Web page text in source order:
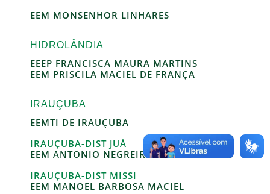
EEM MONSENHOR LINHARES
HIDROLÂNDIA
EEEP FRANCISCA MAURA MARTINS
EEM PRISCILA MACIEL DE FRANÇA
IRAUÇUBA
EEMTI DE IRAUÇUBA
IRAUÇUBA-DIST JUÁ
EEM ANTONIO NEGREIROS BASTOS
IRAUÇUBA-DIST MISSI
EEM MANOEL BARBOSA MACIEL